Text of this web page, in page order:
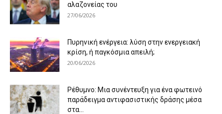
αλαζονείας του
27/06/2026
Πυρηνική ενέργεια: λύση στην ενεργειακή
κρίση, ή παγκόσμια απειλή;
20/06/2026
Ρέθυμνο: Μια συνέντευξη για ένα φωτεινό
παράδειγμα αντιφασιστικής δράσης μέσα
στα...